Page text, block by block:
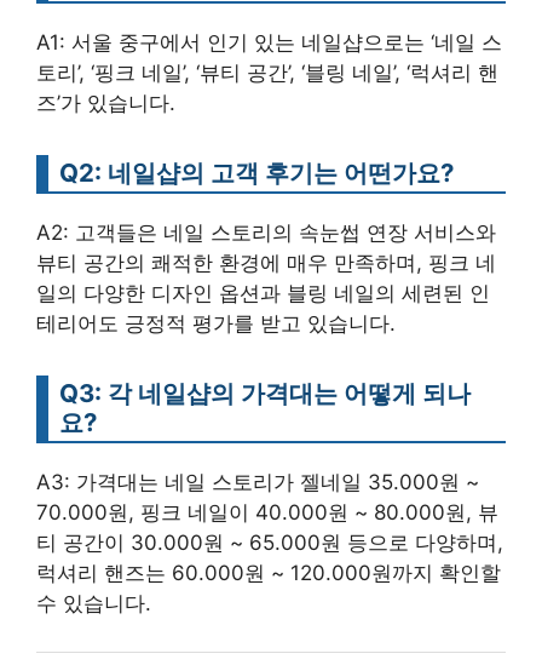
A1: 서울 중구에서 인기 있는 네일샵으로는 ‘네일 스
토리’, ‘핑크 네일’, ‘뷰티 공간’, ‘블링 네일’, ‘럭셔리 핸
즈’가 있습니다.
Q2: 네일샵의 고객 후기는 어떤가요?
A2: 고객들은 네일 스토리의 속눈썹 연장 서비스와
뷰티 공간의 쾌적한 환경에 매우 만족하며, 핑크 네
일의 다양한 디자인 옵션과 블링 네일의 세련된 인
테리어도 긍정적 평가를 받고 있습니다.
Q3: 각 네일샵의 가격대는 어떻게 되나
요?
A3: 가격대는 네일 스토리가 젤네일 35.000원 ~
70.000원, 핑크 네일이 40.000원 ~ 80.000원, 뷰
티 공간이 30.000원 ~ 65.000원 등으로 다양하며,
럭셔리 핸즈는 60.000원 ~ 120.000원까지 확인할
수 있습니다.